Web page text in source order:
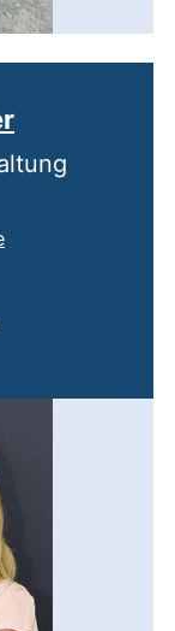
(öffnet Ihr E-Mail-